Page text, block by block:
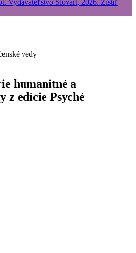
vedy
humanitné a
z edície Psyché